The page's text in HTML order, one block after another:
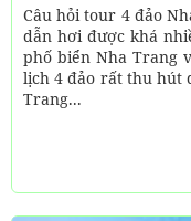
Câu hỏi tour 4 đảo
dẫn hơi được khá
phố biển Nha Trang
lịch 4 đảo rất thu hút
Trang...